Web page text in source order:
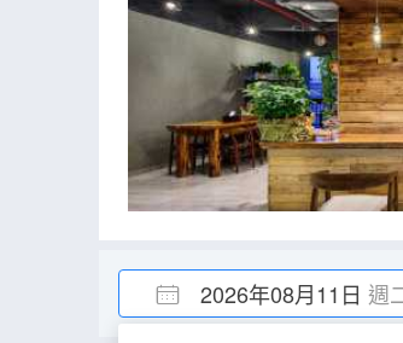
2026年08月11日 週